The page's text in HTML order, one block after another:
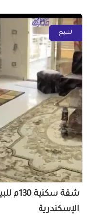
للبيع
شقة
الإسكندرية